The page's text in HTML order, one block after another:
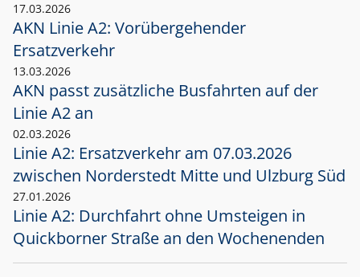
17.03.2026
AKN Linie A2: Vorübergehender
Ersatzverkehr
13.03.2026
AKN passt zusätzliche Busfahrten auf der
Linie A2 an
02.03.2026
Linie A2: Ersatzverkehr am 07.03.2026
zwischen Norderstedt Mitte und Ulzburg Süd
27.01.2026
Linie A2: Durchfahrt ohne Umsteigen in
Quickborner Straße an den Wochenenden